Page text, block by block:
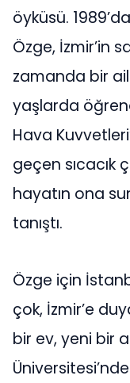
öyküsü.
Özge, İzmir’in
zamanda bir
yaşlarda
Hava
geçen sıcacık
hayatın ona
tanıştı.
Özge için
çok, İzmir’e
bir ev, yeni bir